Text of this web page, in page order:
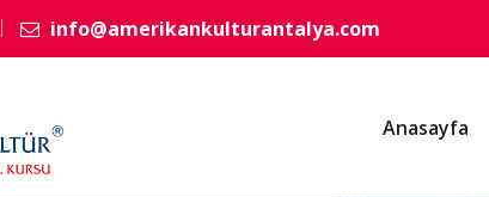
info@amerikankulturantalya.com
Anasayfa